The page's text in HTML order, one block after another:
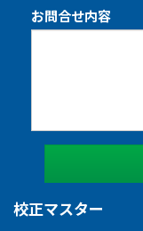
お問合せ内容
校正マスター